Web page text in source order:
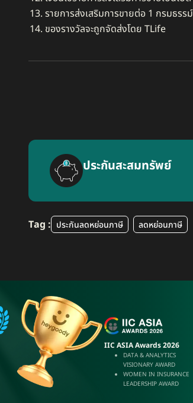
รายการส่งเสริมการขายต่อ 1 กรมธร
ของรางวัลจะถูกจัดส่งโดย TLife
ประกันสะสมทรัพย์
Tag : ประกันลดหย่อนภาษี ลดหย่อนภาษี
IIC ASIA Awards 2026
DATA & ANALYTICS
VISIONARY AWARD
WOMEN IN INSURANCE
LEADERSHIP AWARD